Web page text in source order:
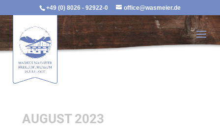
+49 (0) 8026 - 92922-0 office@wasmeier.de
AUGUST 2023